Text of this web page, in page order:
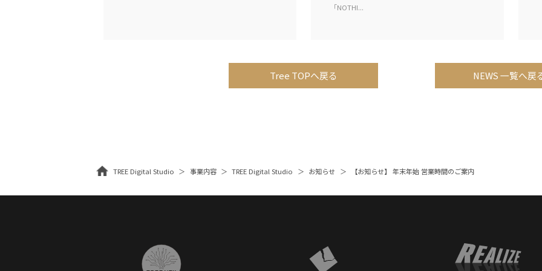
「NOTHI...
Tree TOPへ戻る NEWS 一覧へ戻
TREE Digital Studio 事業内容 TREE Digital Studio お知らせ 【お知らせ】 年末年始 営業時間のご案内